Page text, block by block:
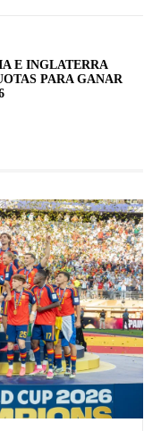
E INGLATERRA
PARA GANAR